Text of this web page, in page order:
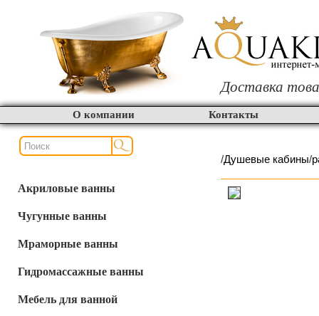
Доставка
О компании Контакты
Акриловые ванны
Чугунные ванны
Мраморные ванны
Гидромассажные ванны
Мебель для ванной
/Душевые кабины/